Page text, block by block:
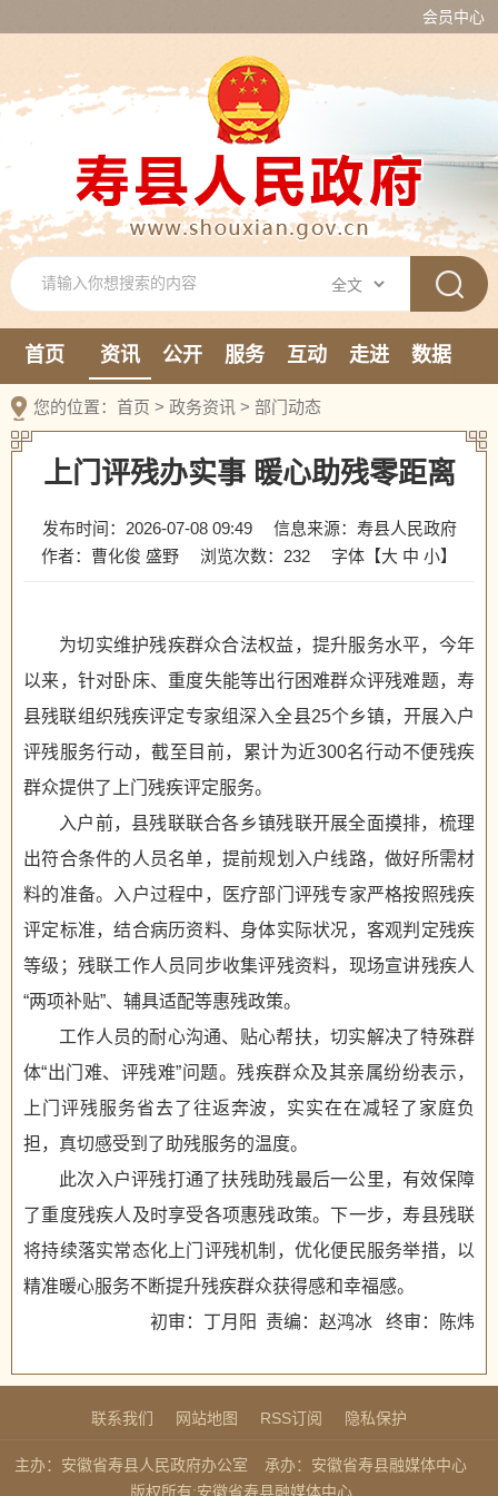
会员中心
首页 资讯 公开 服务 互动 走进
数据
新媒体
您的位置： 首页 > 政务资讯 > 部门动态
上门评残办实事 暖心助残零距离
发布时间：2026-07-08 09:49
信息来源：寿县人民政府
作者：曹化俊 盛野
浏览次数： 232 字体【大 中 小】
为切实维护残疾群众合法权益，提升服务水平，今年
以来，针对卧床、重度失能等出行困难群众评残难题，寿
县残联组织残疾评定专家组深入全县25个乡镇，开展入户
评残服务行动，截至目前，累计为近300名行动不便残疾
群众提供了上门残疾评定服务。
入户前，县残联联合各乡镇残联开展全面摸排，梳理
出符合条件的人员名单，提前规划入户线路，做好所需材
料的准备。入户过程中，医疗部门评残专家严格按照残疾
评定标准，结合病历资料、身体实际状况，客观判定残疾
等级；残联工作人员同步收集评残资料，现场宣讲残疾人
“两项补贴”、辅具适配等惠残政策。
工作人员的耐心沟通、贴心帮扶，切实解决了特殊群
体“出门难、评残难”问题。残疾群众及其亲属纷纷表示，
上门评残服务省去了往返奔波，实实在在减轻了家庭负
担，真切感受到了助残服务的温度。
此次入户评残打通了扶残助残最后一公里，有效保障
了重度残疾人及时享受各项惠残政策。下一步，寿县残联
将持续落实常态化上门评残机制，优化便民服务举措，以
精准暖心服务不断提升残疾群众获得感和幸福感。
初审：丁月阳 责编：赵鸿冰 终审：陈炜
联系我们 网站地图 RSS订阅 隐私保护
主办：安徽省寿县人民政府办公室
承办：安徽省寿县融媒体中心
版权所有:安徽省寿县融媒体中心